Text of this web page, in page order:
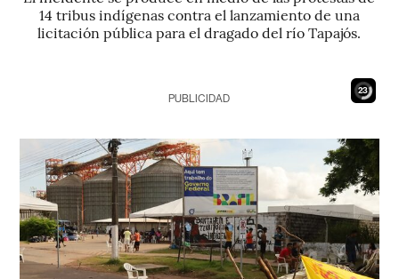
14 tribus indígenas contra el lanzamiento de una
licitación pública para el dragado del río Tapajós.
22
PUBLICIDAD